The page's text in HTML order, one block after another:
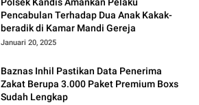
Pencabulan Terhadap Dua Anak Kakak-
beradik di Kamar Mandi Gereja
Januari 20, 2025
Baznas Inhil Pastikan Data Penerima
Zakat Berupa 3.000 Paket Premium Boxs
Sudah Lengkap